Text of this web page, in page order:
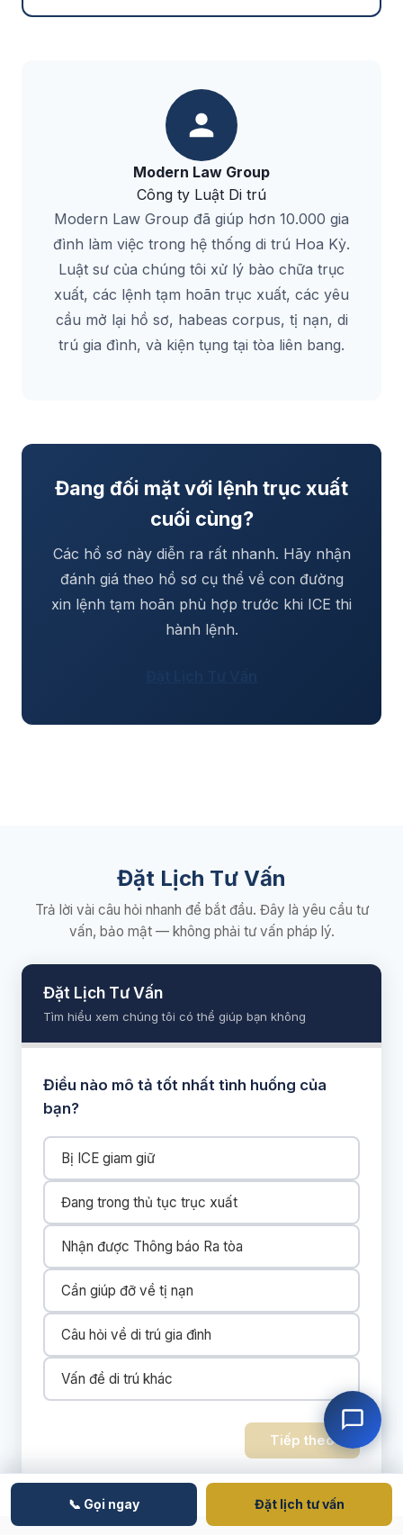
Modern Law Group
Công ty Luật Di trú
Modern Law Group đã giúp hơn 10.000 gia
đình làm việc trong hệ thống di trú Hoa Kỳ.
Luật sư của chúng tôi xử lý bào chữa trục
xuất, các lệnh tạm hoãn trục xuất, các yêu
cầu mở lại hồ sơ, habeas corpus, tị nạn, di
trú gia đình, và kiện tụng tại tòa liên bang.
Đang đối mặt với lệnh trục xuất
cuối cùng?
Các hồ sơ này diễn ra rất nhanh. Hãy nhận
đánh giá theo hồ sơ cụ thể về con đường
xin lệnh tạm hoãn phù hợp trước khi ICE thi
hành lệnh.
Đặt Lịch Tư Vấn
Trả lời vài câu hỏi nhanh để bắt đầu. Đây là yêu cầu tư
vấn, bảo mật — không phải tư vấn pháp lý.
Đặt Lịch Tư Vấn
Tìm hiểu xem chúng tôi có thể giúp bạn không
Điều nào mô tả tốt nhất tình huống của
bạn?
Bị ICE giam giữ
Đang trong thủ tục trục xuất
Nhận được Thông báo Ra tòa
Cần giúp đỡ về tị nạn
Câu hỏi về di trú gia đình
Vấn đề di trú khác
Tiếp theo
📞 Gọi ngay Đặt lịch tư vấn